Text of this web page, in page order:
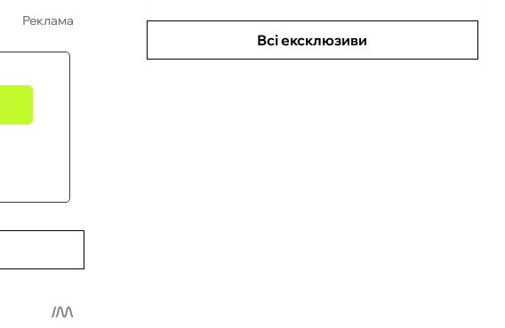
Реклама
Всі ексклюзиви